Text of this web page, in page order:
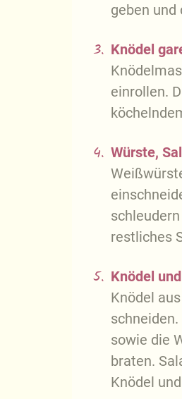
geben und
3. Knödel
einrollen.
4. Würste,
restliches
5. Knödel
Knödel
sowie die
braten.
Knödel